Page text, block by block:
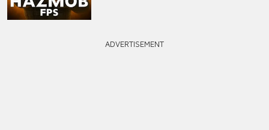
ADVERTISEMENT